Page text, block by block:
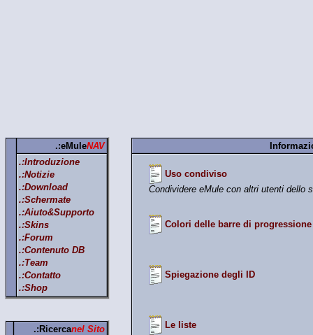
.:eMuleNAV
.:Introduzione
.:Notizie
.:Download
.:Schermate
.:Aiuto&Supporto
.:Skins
.:Forum
.:Contenuto DB
.:Team
.:Contatto
.:Shop
.:Ricercanel Sito
Uso condiviso
Condividere eMule con altri utenti dello
Colori delle barre di progressione
Spiegazione degli ID
Le liste